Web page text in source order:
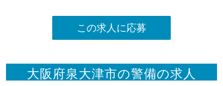
この求人に応募
大阪府泉大津市の警備の求人